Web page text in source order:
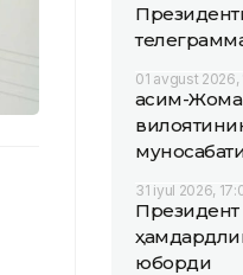
01 avgust 2026,
Қасим-
31 iyul 2026,
юборди